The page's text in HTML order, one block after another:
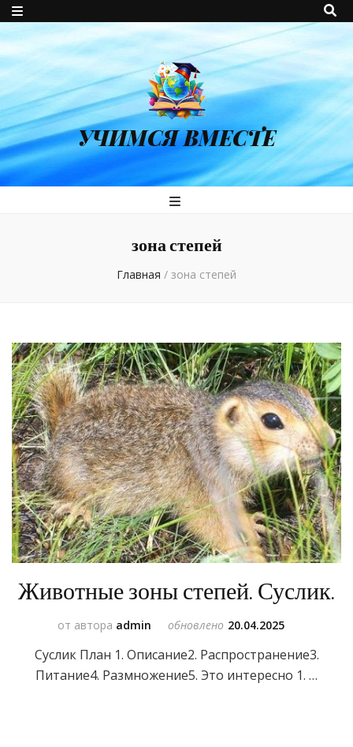
УЧИМСЯ ВМЕСТЕ
зона степей
Главная / зона степей
Животные зоны степей. Суслик.
от автора admin обновлено 20.04.2025
Суслик План 1. Описание2. Распространение3.
Питание4. Размножение5. Это интересно 1. …